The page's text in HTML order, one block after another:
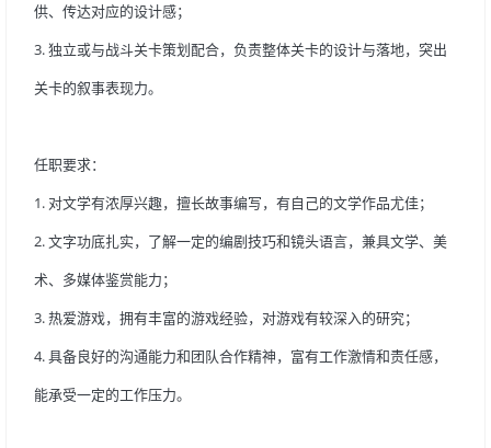
供、传达对应的设计感；
3.独立或与战斗关卡策划配合，负责整体关卡的设计与落地，突出
关卡的叙事表现力。
任职要求：
1.对文学有浓厚兴趣，擅长故事编写，有自己的文学作品尤佳；
2.文字功底扎实，了解一定的编剧技巧和镜头语言，兼具文学、美
术、多媒体鉴赏能力；
3.热爱游戏，拥有丰富的游戏经验，对游戏有较深入的研究；
4.具备良好的沟通能力和团队合作精神，富有工作激情和责任感，
能承受一定的工作压力。